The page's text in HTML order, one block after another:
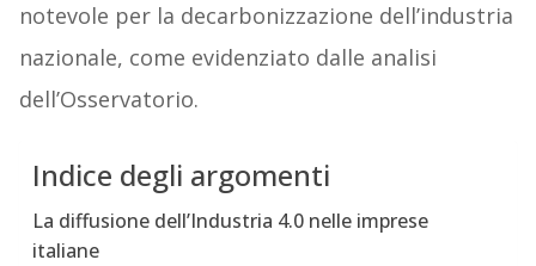
notevole per la decarbonizzazione dell’industria
nazionale, come evidenziato dalle analisi
dell’Osservatorio.
Indice degli argomenti
La diffusione dell’Industria 4.0 nelle imprese
italiane